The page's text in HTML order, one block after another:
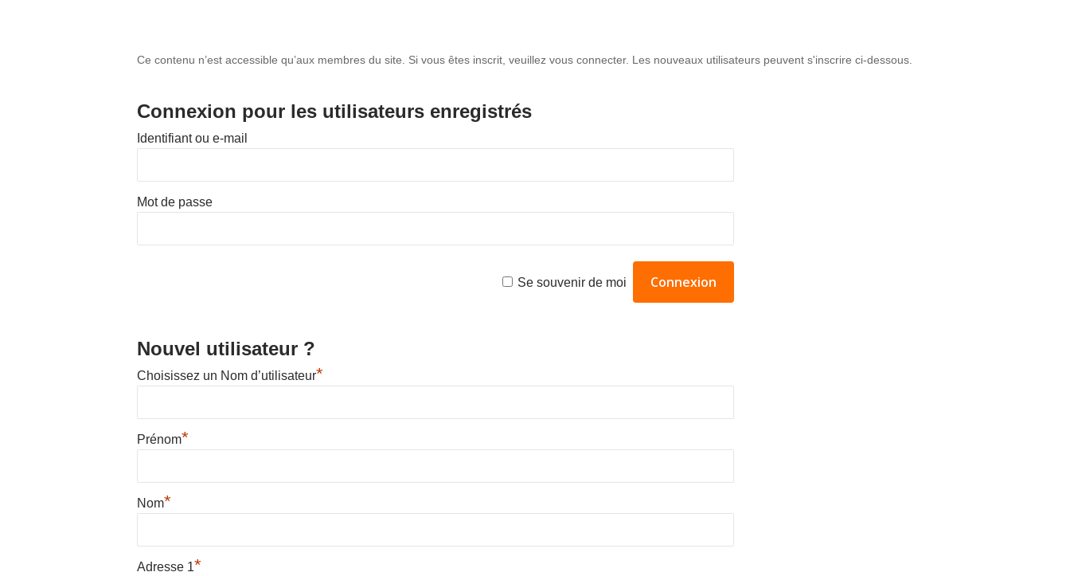
Hit enter to search or ESC to close
Ce contenu n’est accessible qu’aux membres du site. Si vous êtes inscrit, veuillez vous connecter. Les nouveaux utilisateurs peuvent s'inscrire ci-dessous.
Connexion pour les utilisateurs enregistrés
Identifiant ou e-mail
Mot de passe
Se souvenir de moi
Nouvel utilisateur ?
Choisissez un Nom d’utilisateur*
Prénom*
Nom*
Adresse 1*